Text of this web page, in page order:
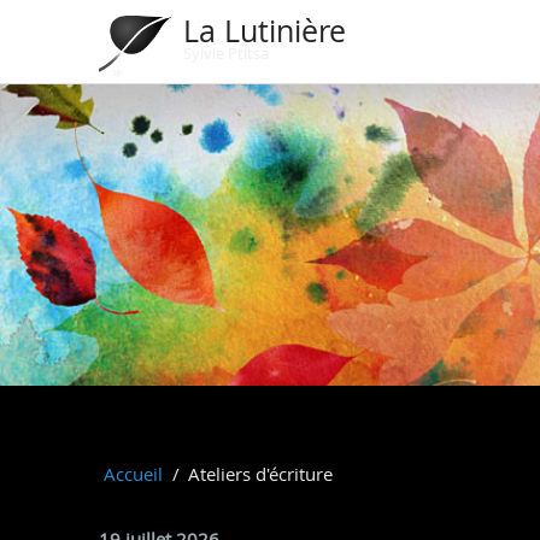
*
La Lutinière
Accueil Ateliers d'écriture